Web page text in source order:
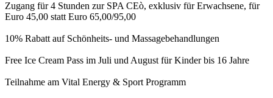
Zugang für 4 Stunden zur SPA CEò, exklusiv für Erwachsene, für
Euro 45,00 statt Euro 65,00/95,00
10% Rabatt auf Schönheits- und Massagebehandlungen
Free Ice Cream Pass im Juli und August für Kinder bis 16 Jahre
Teilnahme am Vital Energy & Sport Programm